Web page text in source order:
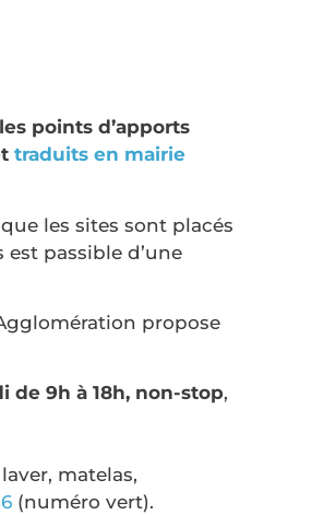
points d’apports
traduits en mairie
les sites sont placés
passible d’une
propose
de 9h à 18h, non-stop,
matelas,
(numéro vert).